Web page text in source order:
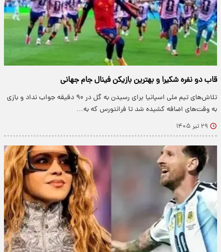
قاب دو نفره شکیرا و بهترین بازیکن فینال جام جهانی
تلاش‌های تیم ملی اسپانیا برای رسیدن به گل در ۹۰ دقیقه جواب نداد و بازی
به وقت‌های اضافه کشیده شد تا فرانتورس که به…
۲۹ تیر ۱۴۰۵